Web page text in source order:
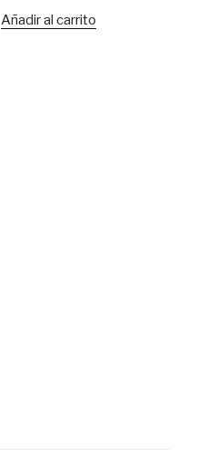
Añadir al carrito